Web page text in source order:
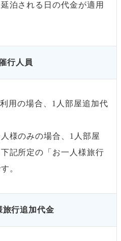
泊される日の代金が適用
行人員
用の場合、1人部屋追加代
様のみの場合、1人部屋
記所定の「お一人様旅行
。
旅行追加代金